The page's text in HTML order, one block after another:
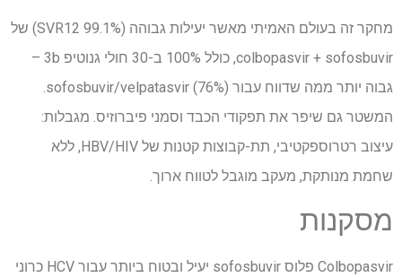
מחקר זה בעולם האמיתי מאשר יעילות גבוהה (99.1% SVR12) של
colbopasvir + sofosbuvir, כולל 100% ב-30 חולי גנוטיפ 3b –
המשטר גם שיפר את תפקודי הכבד וסמני פיברוזיס. מגבלות:
עיצוב רטרוספקטיבי, תת-קבוצות קטנות של HBV/HIV, ללא
שחמת מנותקת, מעקב מוגבל לטווח ארוך.
מסקנות
Colbopasvir פלוס sofosbuvir יעיל ובטוח ביותר עבור HCV כרוני